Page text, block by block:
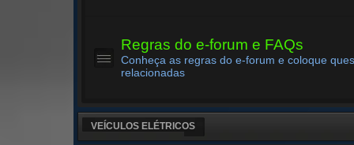
Regras do e-forum e FAQs
Conheça as regras do e-forum e coloque
relacionadas
VEÍCULOS ELÉTRICOS